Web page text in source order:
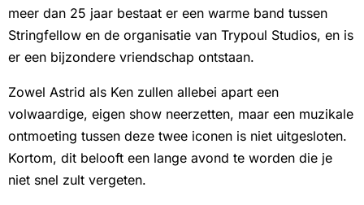
meer dan 25 jaar bestaat er een warme band tussen
Stringfellow en de organisatie van Trypoul Studios, en is
er een bijzondere vriendschap ontstaan.
Zowel Astrid als Ken zullen allebei apart een
volwaardige, eigen show neerzetten, maar een muzikale
ontmoeting tussen deze twee iconen is niet uitgesloten.
Kortom, dit belooft een lange avond te worden die je
niet snel zult vergeten.